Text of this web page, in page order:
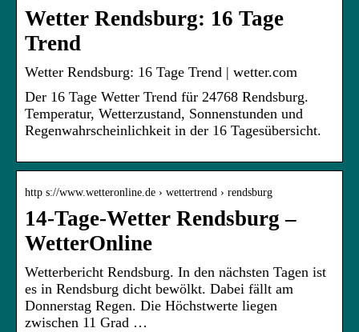
Wetter Rendsburg: 16 Tage
Trend
Wetter Rendsburg: 16 Tage Trend | wetter.com
Der 16 Tage Wetter Trend für 24768 Rendsburg.
Temperatur, Wetterzustand, Sonnenstunden und
Regenwahrscheinlichkeit in der 16 Tagesübersicht.
http s://www.wetteronline.de › wettertrend › rendsburg
14-Tage-Wetter Rendsburg –
WetterOnline
Wetterbericht Rendsburg. In den nächsten Tagen ist
es in Rendsburg dicht bewölkt. Dabei fällt am
Donnerstag Regen. Die Höchstwerte liegen
zwischen 11 Grad …